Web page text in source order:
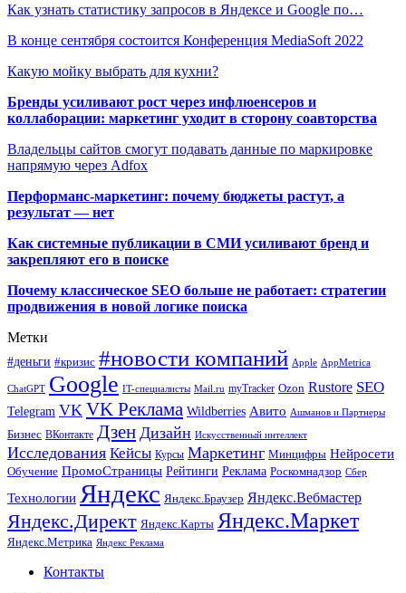
Как узнать статистику запросов в Яндексе и Google по…
В конце сентября состоится Конференция MediaSoft 2022
Какую мойку выбрать для кухни?
Бренды усиливают рост через инфлюенсеров и
коллаборации: маркетинг уходит в сторону соавторства
Владельцы сайтов смогут подавать данные по маркировке
напрямую через Adfox
Перформанс-маркетинг: почему бюджеты растут, а
результат — нет
Как системные публикации в СМИ усиливают бренд и
закрепляют его в поиске
Почему классическое SEO больше не работает: стратегии
продвижения в новой логике поиска
Метки
#деньги #кризис #новости компаний Apple AppMetrica
ChatGPT Google IT-специалисты Mail.ru myTracker Ozon Rustore SEO
Telegram VK VK Реклама Wildberries Авито Ашманов и Партнеры
Бизнес ВКонтакте Дзен Дизайн Искусственный интеллект
Исследования Кейсы Курсы Маркетинг Минцифры Нейросети
Обучение ПромоСтраницы Рейтинги Реклама Роскомнадзор Сбер
Технологии Яндекс Яндекс.Браузер Яндекс.Вебмастер
Яндекс.Директ Яндекс.Карты Яндекс.Маркет
Яндекс.Метрика Яндекс Реклама
Контакты